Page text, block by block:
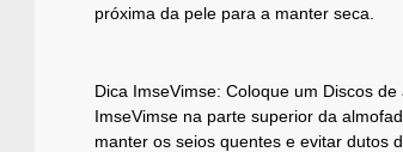
próxima da pele para a manter seca.
Dica ImseVimse: Coloque um Discos
ImseVimse na parte superior da
manter os seios quentes e evitar dutos